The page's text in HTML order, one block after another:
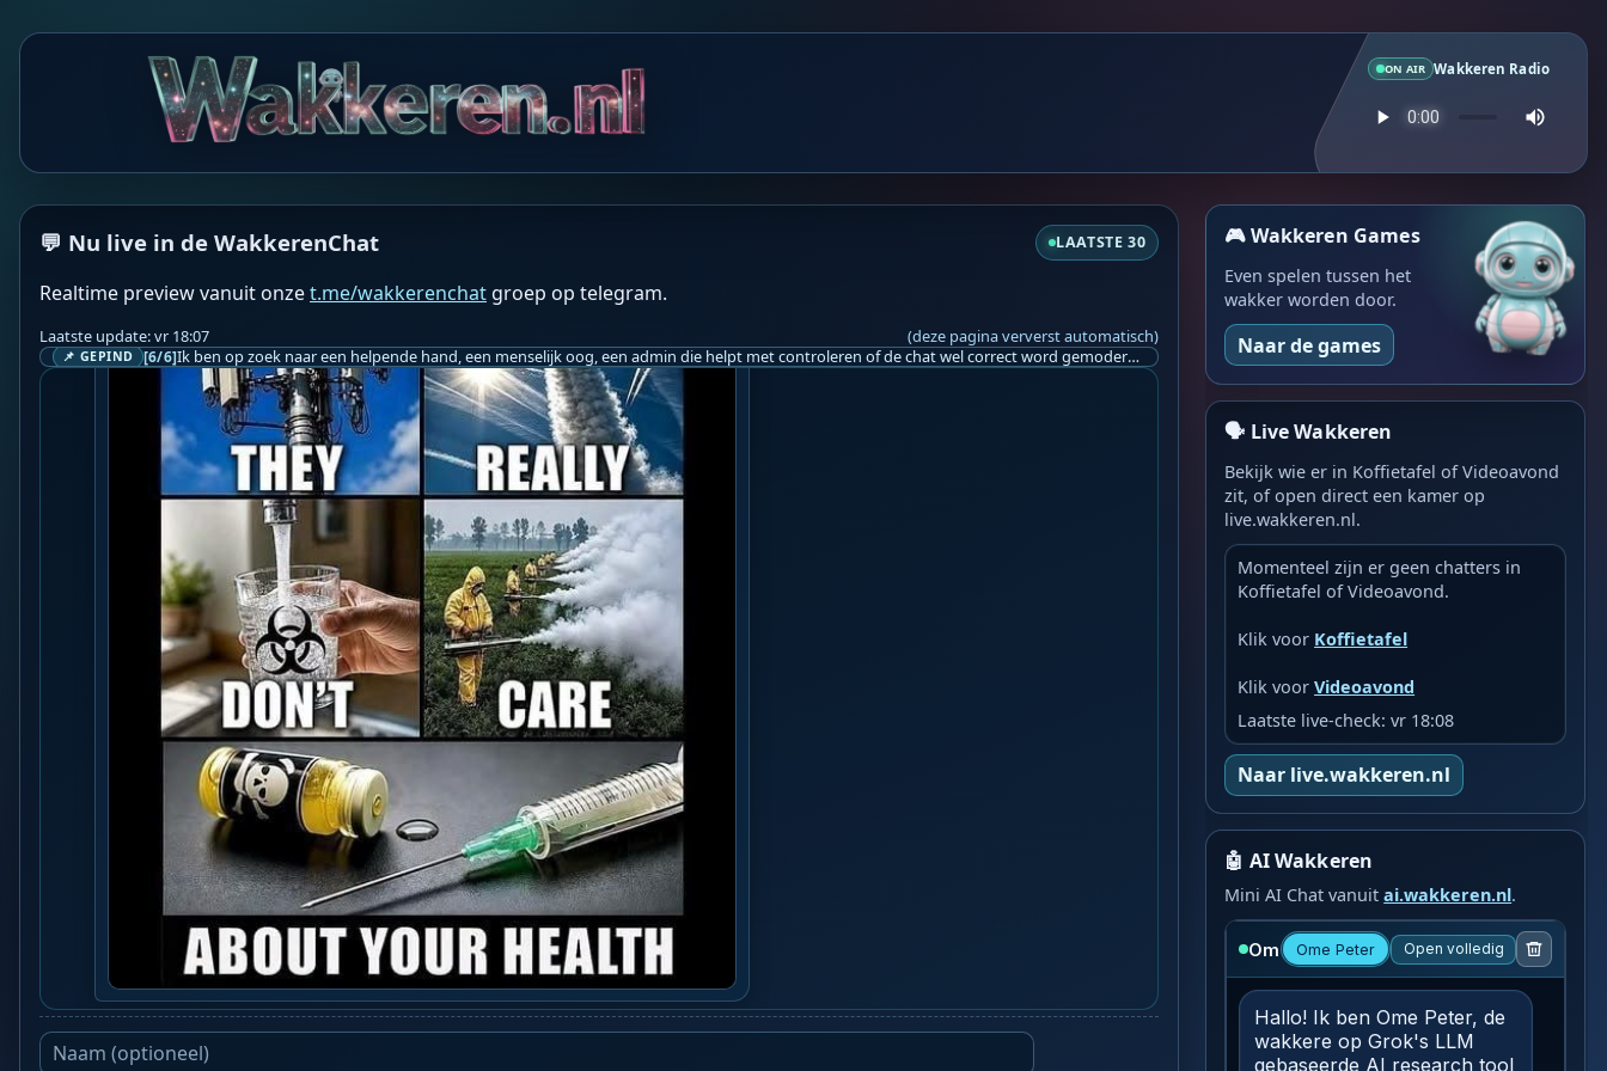
ON AIR Wakkeren Radio
💬 Nu live in de WakkerenChat LAATSTE 30
Realtime preview vanuit onzet.me/wakkerenchat groep op telegram.
Laatste update: vr 18:07 (deze pagina ververst automatisch)
📌 GEPIND [6/6] Ik ben op zoek naar een helpende hand, een menselijk oog, een admin die helpt met controleren of de chat wel correct word gemodereerd word door NoMoSpam. 98% gaat automatisch goed, toch ik dit nooit helemaal loslaten en moet er altijd een mens mee blijven opletten bij elke beslissing die gemaakt word. Waar bestaan de werkzaamheden uit? Mee kijken in admin log kanaal naar alle drugs/porno/scams die voorbij komen en in het geval van een randgevalletje, ingrijpen en b.v. een verwijderd maar wel toegestaan bericht terug plaatsen met een druk op de knop. tsja zo banaal en simpel is het gesteld.. Word je hier blij van? Nee. Strookt het je ego? Nee. Word je er beter van? Nee. Kost het veel tijd? Totaal niet, consistentie en regelmaat is belangrijker dan 'er even voor kunnen gaan zitten'.. het werk is in een paar seconden gepiept.. je checkt puur of AI de juiste beslissing heeft gemaakt.. …
"Superrevolutionair, maar ook gevaarlijke kant" | VRT NWS Nieuws https://sh
are.google/6TNxqvA2ZbD9nOaNy
Het is alleen 1 kwestie van tijd dat het gevaarlijk wordt voor de mensheid 😒
😒Pff Damn 😑
🎮 Wakkeren Games
Even spelen tussen het
wakker worden door.
Naar de games
🗣️ Live Wakkeren
Bekijk wie er in Koffietafel of Videoavond
zit, of open direct een kamer op
live.wakkeren.nl.
Momenteel zijn er geen chatters in
Koffietafel of Videoavond.
Klik voor Koffietafel
Klik voorVideoavond
Laatste live-check: vr 18:08
Naar live.wakkeren.nl
🤖 AI Wakkeren
Mini AI Chat vanuitai.wakkeren.nl.